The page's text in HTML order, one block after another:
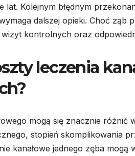
lat. Kolejnym błędnym
dalszej opieki. Choć ząb
kontrolnych oraz
leczenia
mogą się znacznie
stopień skomplikowania
kanałowe jednego zęba